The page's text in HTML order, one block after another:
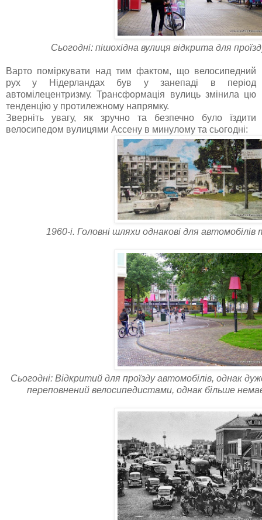
Сьогодні: пішохідна вулиця відкрита для
Варто поміркувати над тим фактом, що велосипедний
рух у Нідерландах був у занепаді в період
автомілецентризму. Трансформація вулиць змінила цю
тенденцію у протилежному напрямку.
Зверніть увагу, як зручно та безпечно було їздити
велосипедом вулицями Ассену в минулому та сьогодні:
1960-і. Головні шляхи однакові для
Сьогодні: Відкритий для проїзду автомобілів, однак
переповнений велосипедистами, однак більше